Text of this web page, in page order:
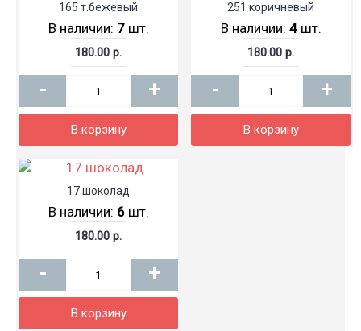
165 т.бежевый
В наличии: 7шт.
180.00 р.
- +
В корзину
251 коричневый
В наличии: 4шт.
180.00 р.
- +
В корзину
17 шоколад
В наличии: 6шт.
180.00 р.
- +
В корзину